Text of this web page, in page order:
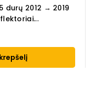
durų 2012 → 2019